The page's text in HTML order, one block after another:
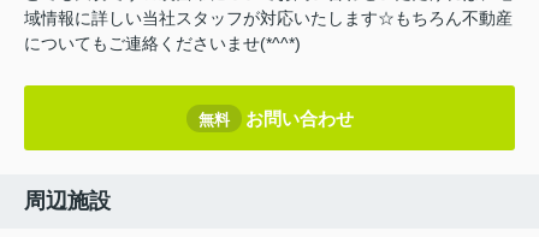
域情報に詳しい当社スタッフが対応いたします☆もちろん不動産
についてもご連絡くださいませ(*^^*)
無料 お問い合わせ
周辺施設